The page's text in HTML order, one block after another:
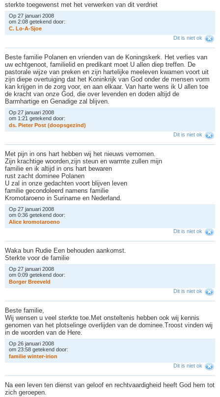
sterkte toegewenst met het verwerken van dit verdriet
Op 27 januari 2008
om 2:08 getekend door:
C. Lo-A-Sjoe
Dit is niet ok
Beste familie Polanen en vrienden van de Koningskerk. Het verlies van
uw echtgenoot, familielid en predikant moet U allen diep treffen. De
pastorale wijze van preken en zijn hartelijke meeleven kwamen voort uit
zijn diepe overtuiging dat het Koninkrijk van God onder de mensen vorm
kan krijgen in de zorg voor, en aan elkaar. Van harte wens ik U allen toe
de kracht van onze God, die over levenden en doden altijd de
Barmhartige en Genadige zal blijven.
Op 27 januari 2008
om 1:21 getekend door:
ds. Pieter Post (doopsgezind)
Dit is niet ok
Met pijn in ons hart hebben wij het nieuws vernomen.
Zijn krachtige woorden,zijn steun en warmte zullen mijn
familie en ik altijd in ons hart bewaren
rust zacht dominee Polanen
U zal in onze gedachten voort blijven leven
familie gecondoleerd namens familie
Kromotaroeno in Suriname en Nederland.
Op 27 januari 2008
om 0:36 getekend door:
Alice kromotaroeno
Dit is niet ok
Waka bun Rudie Een behouden aankomst.
Sterkte voor de familie
Op 27 januari 2008
om 0:09 getekend door:
Borger Breeveld
Dit is niet ok
Beste familie,
Wij wensen u veel sterkte toe.Met onsteltenis hebben ook wij kennis
genomen van het plotselinge overlijden van de dominee.Troost vinden wij
in de woorden van de Here.
Op 26 januari 2008
om 23:58 getekend door:
familie winter-irion
Dit is niet ok
Na een leven ten dienst van geloof en rechtvaardigheid heeft God hem tot
zich geroepen.